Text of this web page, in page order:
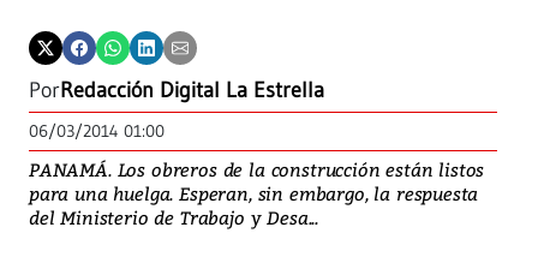
PorRedacción Digital La Estrella
06/03/2014 01:00
PANAMÁ. Los obreros de la construcción están listos
para una huelga. Esperan, sin embargo, la respuesta
del Ministerio de Trabajo y Desa...